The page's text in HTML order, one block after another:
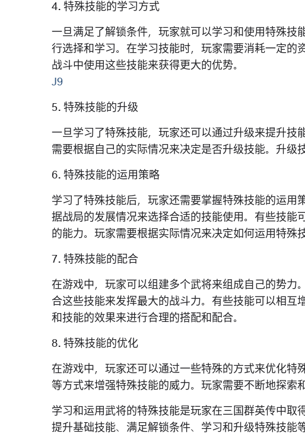
4. 特殊技能的学习方式
一旦满足了解锁条件，玩家就可以学习和使用特殊技
行选择和学习。在学习技能时，玩家需要消耗一定的
战斗中使用这些技能来获得更大的优势。
J9
5. 特殊技能的升级
一旦学习了特殊技能，玩家还可以通过升级来提升技
需要根据自己的实际情况来决定是否升级技能。升级
6. 特殊技能的运用策略
学习了特殊技能后，玩家还需要掌握特殊技能的运用
据战局的发展情况来选择合适的技能使用。有些技能
的能力。玩家需要根据实际情况来决定如何运用特殊
7. 特殊技能的配合
在游戏中，玩家可以组建多个武将来组成自己的势力
合这些技能来发挥最大的战斗力。有些技能可以相互
和技能的效果来进行合理的搭配和配合。
8. 特殊技能的优化
在游戏中，玩家还可以通过一些特殊的方式来优化特
等方式来增强特殊技能的威力。玩家需要不断地探索
学习和运用武将的特殊技能是玩家在三国群英传中取
提升基础技能、满足解锁条件、学习和升级特殊技能